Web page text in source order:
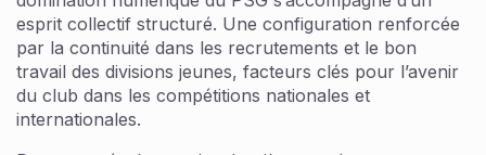
esprit collectif structuré. Une configuration renforcée
par la continuité dans les recrutements et le bon
travail des divisions jeunes, facteurs clés pour l’avenir
du club dans les compétitions nationales et
internationales.